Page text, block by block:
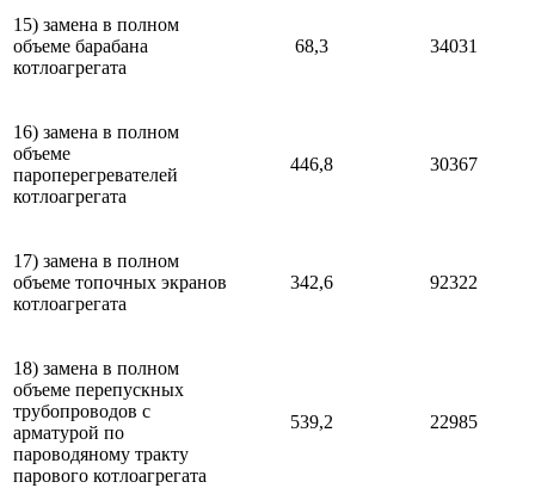
15) замена в полном
объеме барабана
котлоагрегата
68,3 34031
16) замена в полном
объеме
пароперегревателей
котлоагрегата
446,8 30367
17) замена в полном
объеме топочных экранов
котлоагрегата
342,6 92322
18) замена в полном
объеме перепускных
трубопроводов с
арматурой по
пароводяному тракту
парового котлоагрегата
539,2 22985